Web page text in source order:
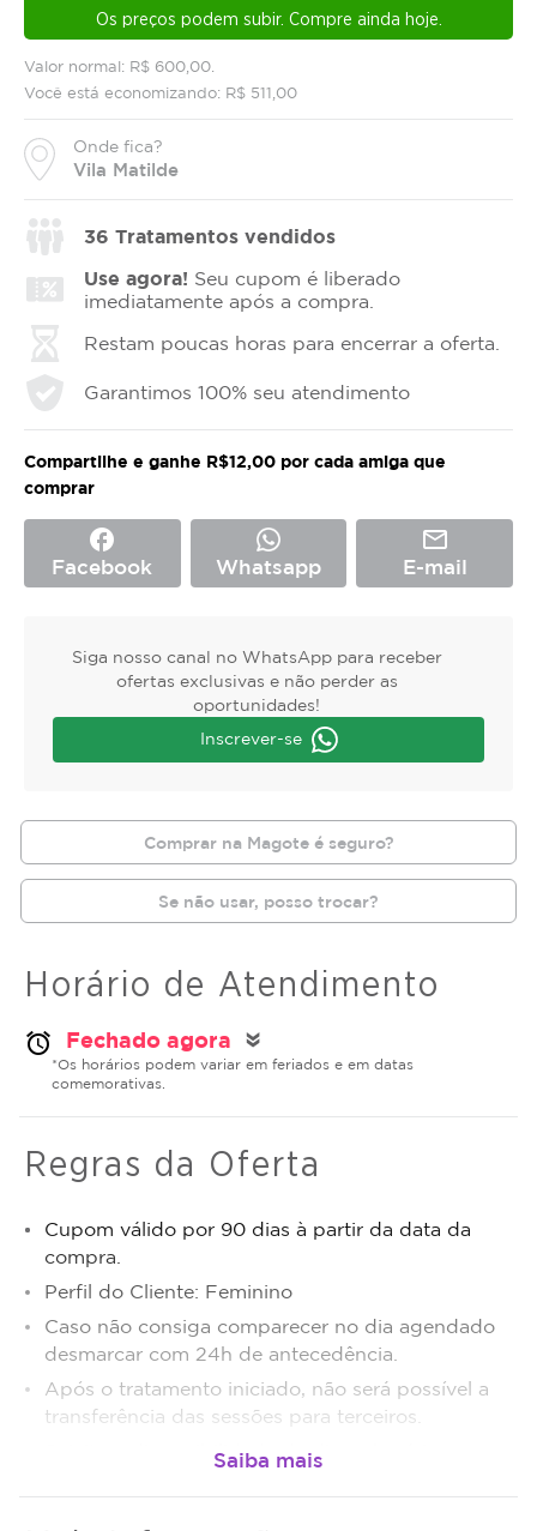
Valor normal: R$ 600,00.
Você está economizando: R$ 511,00
Onde fica?
Vila Matilde
Os preços podem subir. Compre ainda hoje.
36 Tratamentos vendidos
Use agora! Seu cupom é liberado
imediatamente após a compra.
Restam poucas horas para encerrar a oferta.
Garantimos 100% seu atendimento
Compartilhe e ganhe R$12,00 por cada amiga que
comprar
facebook
Facebook Whatsapp
mail_outline
E-mail
Siga nosso canal no WhatsApp para receber
ofertas exclusivas e não perder as
oportunidades!
Inscrever-se
Comprar na Magote é seguro?
Se não usar, posso trocar?
Horário de Atendimento
alarm Fechado agora double_arrow
*Os horários podem variar em feriados e em datas
comemorativas.
Regras da Oferta
Cupom válido por 90 dias à partir da data da
compra.
Perfil do Cliente: Feminino
Caso não consiga comparecer no dia agendado
desmarcar com 24h de antecedência.
Após o tratamento iniciado, não será possível a
transferência das sessões para terceiros.
Sujeito a disponibilidade de dias e horários.